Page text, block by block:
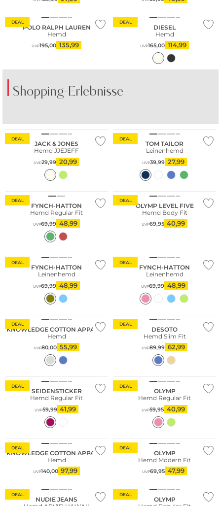
DEAL
POLO RALPH LAUREN
Hemd
UVP195,00 135,99
DEAL
DIESEL
Hemd
UVP165,00 114,99
Shopping-Erlebnisse
DEAL
JACK & JONES
Hemd JJEJEFF
UVP29,99 20,99
DEAL
TOM TAILOR
Leinenhemd
UVP39,99 27,99
DEAL
FYNCH-HATTON
Hemd Regular Fit
UVP69,99 48,99
DEAL
Nachhaltig
OLYMP LEVEL FIVE
Hemd Body Fit
UVP69,95 40,99
DEAL
FYNCH-HATTON
Leinenhemd
UVP69,99 48,99
DEAL
FYNCH-HATTON
Leinenhemd
UVP69,99 48,99
DEAL
KNOWLEDGE COTTON APPAREL
Hemd
UVP80,00 55,99
DEAL
DESOTO
Hemd Slim Fit
UVP89,99 62,99
DEAL
SEIDENSTICKER
Hemd Regular Fit
UVP59,99 41,99
DEAL
OLYMP
Hemd Regular Fit
UVP59,95 40,99
DEAL
KNOWLEDGE COTTON APPAREL
Hemd
UVP140,00 97,99
DEAL
OLYMP
Hemd Modern Fit
UVP69,95 47,99
DEAL
NUDIE JEANS
DEAL
OLYMP